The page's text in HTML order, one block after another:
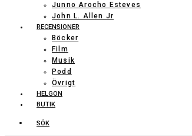
Junno Arocho Esteves
John L. Allen Jr
RECENSIONER
Böcker
Film
Musik
Podd
Övrigt
HELGON
BUTIK
SÖK